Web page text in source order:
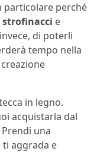
particolare perché
strofinacci e
di poterli
tempo nella
in legno.
acquistarla dal
una
aggrada e